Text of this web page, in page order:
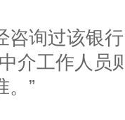
询过该银行
介工作人员
。”